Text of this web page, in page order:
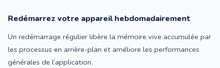
Redémarrez votre appareil hebdomadairement
Un redémarrage régulier libère la mémoire vive accumulée par
les processus en arrière-plan et améliore les performances
générales de l’application.